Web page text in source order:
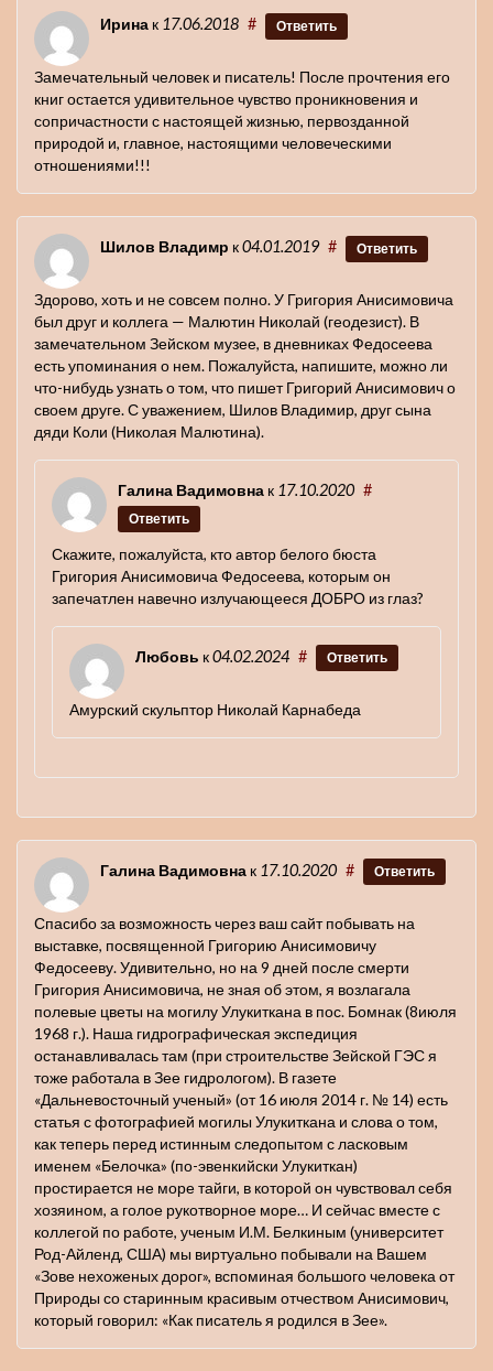
Ирина к 17.06.2018 # Ответить
Замечательный человек и писатель! После прочтения его
книг остается удивительное чувство проникновения и
сопричастности с настоящей жизнью, первозданной
природой и, главное, настоящими человеческими
отношениями!!!
Шилов Владимр к04.01.2019 # Ответить
Здорово, хоть и не совсем полно. У Григория Анисимовича
был друг и коллега — Малютин Николай (геодезист). В
замечательном Зейском музее, в дневниках Федосеева
есть упоминания о нем. Пожалуйста, напишите, можно ли
что-нибудь узнать о том, что пишет Григорий Анисимович о
своем друге. С уважением, Шилов Владимир, друг сына
дяди Коли (Николая Малютина).
Галина Вадимовна к 17.10.2020 #
Ответить
Скажите, пожалуйста, кто автор белого бюста
Григория Анисимовича Федосеева, которым он
запечатлен навечно излучающееся ДОБРО из глаз?
Любовь к04.02.2024 # Ответить
Амурский скульптор Николай Карнабеда
Галина Вадимовна к 17.10.2020 # Ответить
Спасибо за возможность через ваш сайт побывать на
выставке, посвященной Григорию Анисимовичу
Федосееву. Удивительно, но на 9 дней после смерти
Григория Анисимовича, не зная об этом, я возлагала
полевые цветы на могилу Улукиткана в пос. Бомнак (8июля
1968 г.). Наша гидрографическая экспедиция
останавливалась там (при строительстве Зейской ГЭС я
тоже работала в Зее гидрологом). В газете
«Дальневосточный ученый» (от 16 июля 2014 г. № 14) есть
статья с фотографией могилы Улукиткана и слова о том,
как теперь перед истинным следопытом с ласковым
именем «Белочка» (по-эвенкийски Улукиткан)
простирается не море тайги, в которой он чувствовал себя
хозяином, а голое рукотворное море… И сейчас вместе с
коллегой по работе, ученым И.М. Белкиным (университет
Род-Айленд, США) мы виртуально побывали на Вашем
«Зове нехоженых дорог», вспоминая большого человека от
Природы со старинным красивым отчеством Анисимович,
который говорил: «Как писатель я родился в Зее».